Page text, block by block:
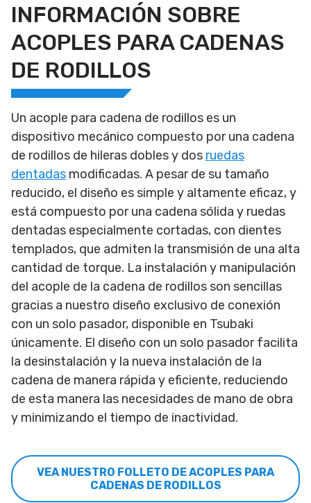
INFORMACIÓN SOBRE
ACOPLES PARA CADENAS
DE RODILLOS
Un acople para cadena de rodillos es un
dispositivo mecánico compuesto por una cadena
de rodillos de hileras dobles y dos ruedas
dentadas modificadas. A pesar de su tamaño
reducido, el diseño es simple y altamente eficaz, y
está compuesto por una cadena sólida y ruedas
dentadas especialmente cortadas, con dientes
templados, que admiten la transmisión de una alta
cantidad de torque. La instalación y manipulación
del acople de la cadena de rodillos son sencillas
gracias a nuestro diseño exclusivo de conexión
con un solo pasador, disponible en Tsubaki
únicamente. El diseño con un solo pasador facilita
la desinstalación y la nueva instalación de la
cadena de manera rápida y eficiente, reduciendo
de esta manera las necesidades de mano de obra
y minimizando el tiempo de inactividad.
VEA NUESTRO FOLLETO DE ACOPLES PARA
CADENAS DE RODILLOS